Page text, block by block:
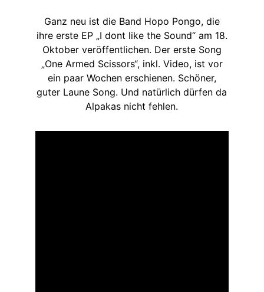
Ganz neu ist die Band Hopo Pongo, die
ihre erste EP „I dont like the Sound“ am 18.
Oktober veröffentlichen. Der erste Song
„One Armed Scissors“, inkl. Video, ist vor
ein paar Wochen erschienen. Schöner,
guter Laune Song. Und natürlich dürfen da
Alpakas nicht fehlen.